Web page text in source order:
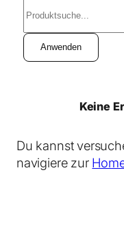
u
c
e
Anwenden
Keine
Du kannst
navigiere zur